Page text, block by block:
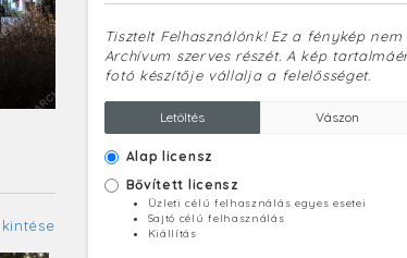
Tisztelt Felhasználónk! Ez a fénykép
Archívum szerves részét. A kép
fotó készítője vállalja a felelősséget.
Letöltés Vászon
Alap licensz
Bővített licensz
Üzleti célú felhasználás egyes esetei
Sajtó célú felhasználás
Kiállítás